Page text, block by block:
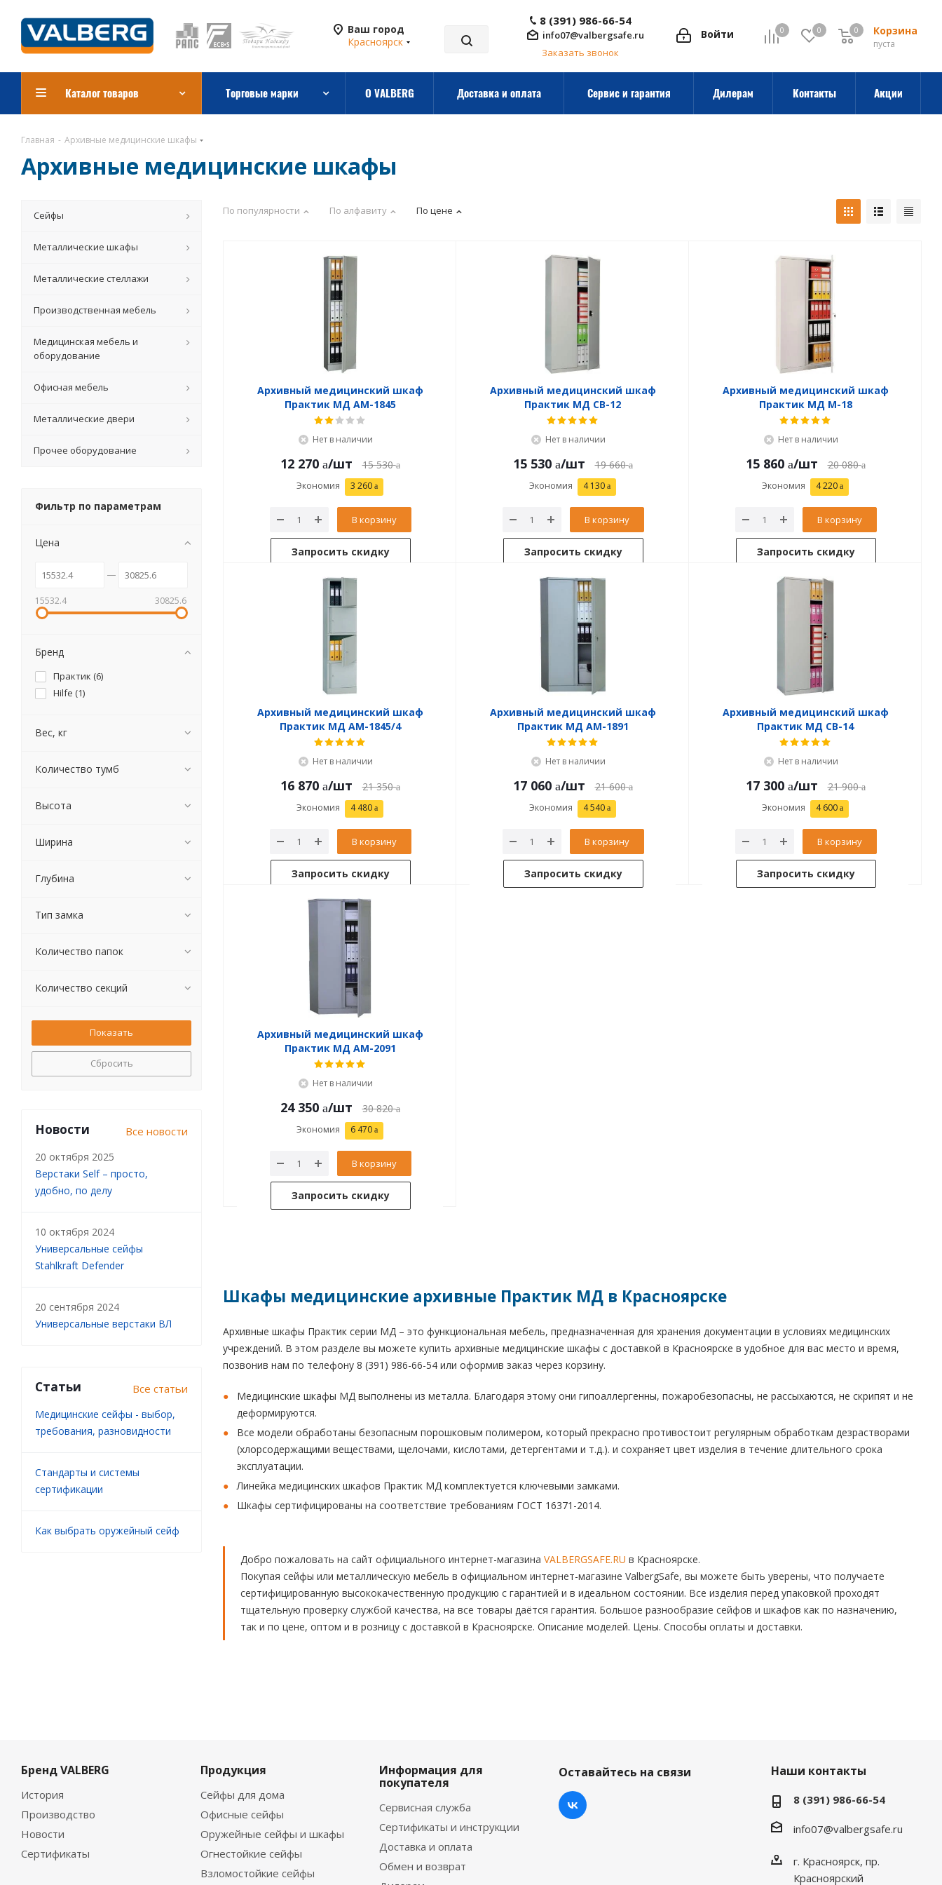
Ваш город
Красноярск
0 0 Корзина
0
пуста
0
Войти
8 (391) 986-66-54
info07@valbergsafe.ru
Заказать звонок
Каталог товаров Торговые марки О VALBERG Доставка и оплата Сервис и гарантия Дилерам Контакты Акции
Главная - Архивные медицинские шкафы
Архивные медицинские шкафы
По популярности По алфавиту По цене
Архивный медицинский шкаф
Практик МД АМ-1845
Нет в наличии
12 270 /шт 15 530
Экономия 3 260
В корзину
Запросить скидку
Архивный медицинский шкаф
Практик МД CB-12
Нет в наличии
15 530 /шт 19 660
Экономия 4 130
В корзину
Запросить скидку
Архивный медицинский шкаф
Практик МД М-18
Нет в наличии
15 860 /шт 20 080
Экономия 4 220
В корзину
Запросить скидку
Архивный медицинский шкаф
Практик МД АМ-1845/4
Нет в наличии
16 870 /шт 21 350
Экономия 4 480
В корзину
Запросить скидку
Архивный медицинский шкаф
Практик МД АМ-1891
Нет в наличии
17 060 /шт 21 600
Экономия 4 540
В корзину
Запросить скидку
Архивный медицинский шкаф
Практик МД CB-14
Нет в наличии
17 300 /шт 21 900
Экономия 4 600
В корзину
Запросить скидку
Архивный медицинский шкаф
Практик МД АМ-2091
Нет в наличии
24 350 /шт 30 820
Экономия 6 470
В корзину
Запросить скидку
Шкафы медицинские архивные Практик МД в Красноярске
Архивные шкафы Практик серии МД – это функциональная мебель, предназначенная для хранения документации в условиях медицинских
учреждений. В этом разделе вы можете купить архивные медицинские шкафы с доставкой в Красноярске в удобное для вас место и время,
позвонив нам по телефону 8 (391) 986-66-54 или оформив заказ через корзину.
Медицинские шкафы МД выполнены из металла. Благодаря этому они гипоаллергенны, пожаробезопасны, не рассыхаются, не скрипят и не
деформируются.
Все модели обработаны безопасным порошковым полимером, который прекрасно противостоит регулярным обработкам дезрастворами
(хлорсодержащими веществами, щелочами, кислотами, детергентами и т.д.). и сохраняет цвет изделия в течение длительного срока
эксплуатации.
Линейка медицинских шкафов Практик МД комплектуется ключевыми замками.
Шкафы сертифицированы на соответствие требованиям ГОСТ 16371-2014.
Добро пожаловать на сайт официального интернет-магазина VALBERGSAFE.RU в Красноярске.
Покупая сейфы или металлическую мебель в официальном интернет-магазине ValbergSafe, вы можете быть уверены, что получаете
сертифицированную высококачественную продукцию с гарантией и в идеальном состоянии. Все изделия перед упаковкой проходят
тщательную проверку службой качества, на все товары даётся гарантия. Большое разнообразие сейфов и шкафов как по назначению,
так и по цене, оптом и в розницу с доставкой в Красноярске. Описание моделей. Цены. Способы оплаты и доставки.
Сейфы
Металлические шкафы
Металлические стеллажи
Производственная мебель
Медицинская мебель и
оборудование
Офисная мебель
Металлические двери
Прочее оборудование
Фильтр по параметрам
Цена
15532.4 30825.6
Бренд
Практик (6)
Hilfe (1)
Вес, кг
Количество тумб
Высота
Ширина
Глубина
Тип замка
Количество папок
Количество секций
Сбросить
Новости Все новости
20 октября 2025
Верстаки Self – просто,
удобно, по делу
10 октября 2024
Универсальные сейфы
Stahlkraft Defender
20 сентября 2024
Универсальные верстаки ВЛ
Статьи Все статьи
Медицинские сейфы - выбор,
требования, разновидности
Стандарты и системы
сертификации
Как выбрать оружейный сейф
Бренд VALBERG
История
Производство
Новости
Сертификаты
Продукция
Сейфы для дома
Офисные сейфы
Оружейные сейфы и шкафы
Огнестойкие сейфы
Взломостойкие сейфы
Информация для
покупателя
Сервисная служба
Сертификаты и инструкции
Доставка и оплата
Обмен и возврат
Оставайтесь на связи Наши контакты
8 (391) 986-66-54
info07@valbergsafe.ru
г. Красноярск, пр.
Красноярский